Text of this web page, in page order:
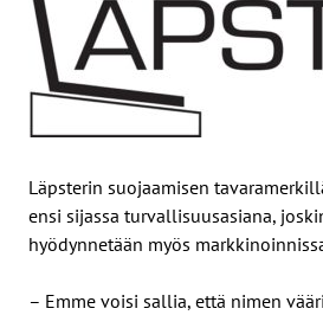
Läpsterin suojaamisen
ensi sijassa turvallisuusasiana,
hyödynnetään myös
– Emme voisi sallia, että nimen